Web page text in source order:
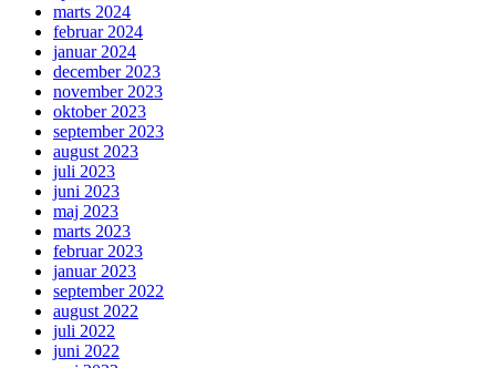
marts 2024
februar 2024
januar 2024
december 2023
november 2023
oktober 2023
september 2023
august 2023
juli 2023
juni 2023
maj 2023
marts 2023
februar 2023
januar 2023
september 2022
august 2022
juli 2022
juni 2022